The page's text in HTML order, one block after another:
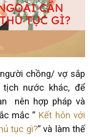
chồng/ vợ sắp
nước khác, để
nên hợp pháp và
mắc ” Kết hôn với
tục gì?” và làm thế